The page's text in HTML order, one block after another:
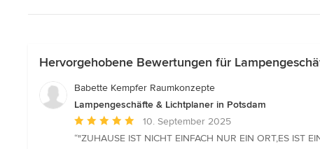
Hervorgehobene Bewertungen für
Babette Kempfer Raumkonzepte
Lampengeschäfte & Lichtplaner in Potsdam
Durchschnittliche
Bewertung:
10. September 2025
“"ZUHAUSE IST NICHT EINFACH NUR EIN ORT,ES